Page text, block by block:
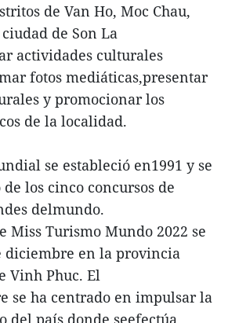
de Van Ho, Moc Chau,
de Son La
actividades culturales
fotos mediáticas,presentar
y promocionar los
de la localidad.
se estableció en1991 y se
los cinco concursos de
delmundo.
Miss Turismo Mundo 2022 se
diciembre en la provincia
Vinh Phuc. El
se ha centrado en impulsar la